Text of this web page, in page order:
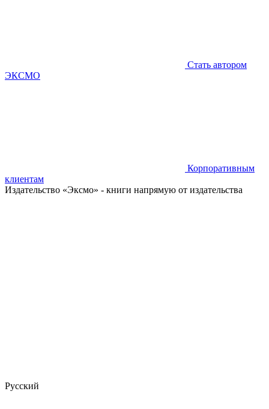
Стать автором
ЭКСМО
Корпоративным
клиентам
Издательство «Эксмо» - книги напрямую от издательства
Русский